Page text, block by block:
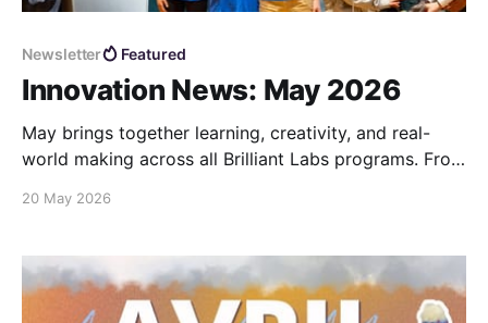
Newsletter Featured
Innovation News: May 2026
May brings together learning, creativity, and real-
world making across all Brilliant Labs programs. From
innovation challenges, this month is about turning
20 May 2026